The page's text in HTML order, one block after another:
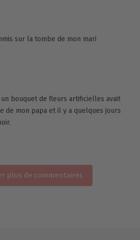
sur la tombe de mon mari
bouquet de fleurs artificielles avait
de mon papa et il y a quelques jours
plus de commentaires